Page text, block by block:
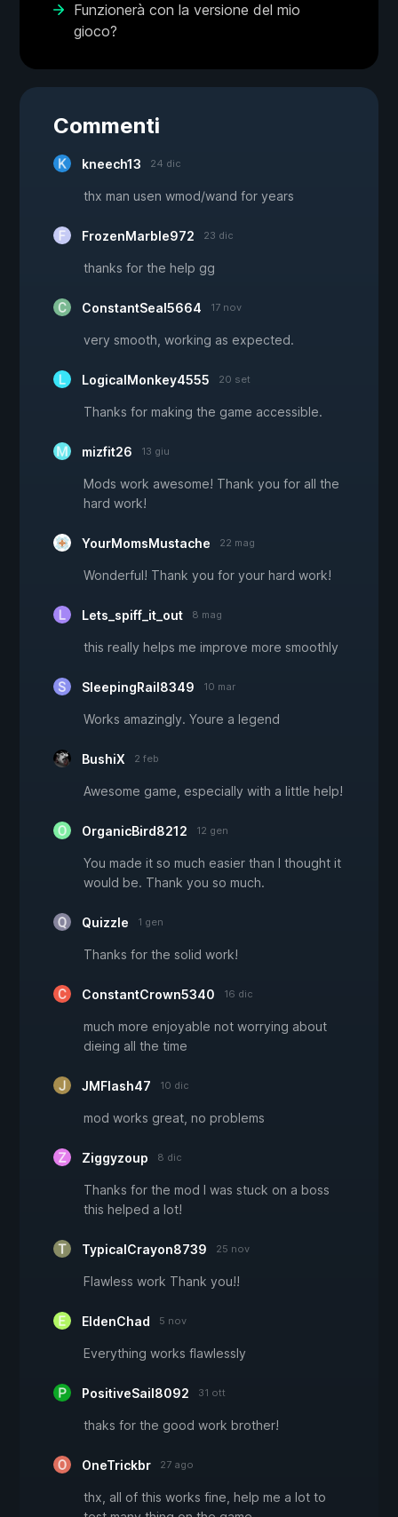
Funzionerà con la versione del mio
gioco?
Commenti
kneech13 24 dic
thx man usen wmod/wand for years
FrozenMarble972 23 dic
thanks for the help gg
ConstantSeal5664 17 nov
very smooth, working as expected.
LogicalMonkey4555 20 set
Thanks for making the game accessible.
mizfit26 13 giu
Mods work awesome! Thank you for all the
hard work!
YourMomsMustache 22 mag
Wonderful! Thank you for your hard work!
Lets_spiff_it_out 8 mag
this really helps me improve more smoothly
SleepingRail8349 10 mar
Works amazingly. Youre a legend
BushiX 2 feb
Awesome game, especially with a little help!
OrganicBird8212 12 gen
You made it so much easier than I thought it
would be. Thank you so much.
Quizzle 1 gen
Thanks for the solid work!
ConstantCrown5340 16 dic
much more enjoyable not worrying about
dieing all the time
JMFlash47 10 dic
mod works great, no problems
Ziggyzoup 8 dic
Thanks for the mod I was stuck on a boss
this helped a lot!
TypicalCrayon8739 25 nov
Flawless work Thank you!!
EldenChad 5 nov
Everything works flawlessly
PositiveSail8092 31 ott
thaks for the good work brother!
OneTrickbr 27 ago
thx, all of this works fine, help me a lot to